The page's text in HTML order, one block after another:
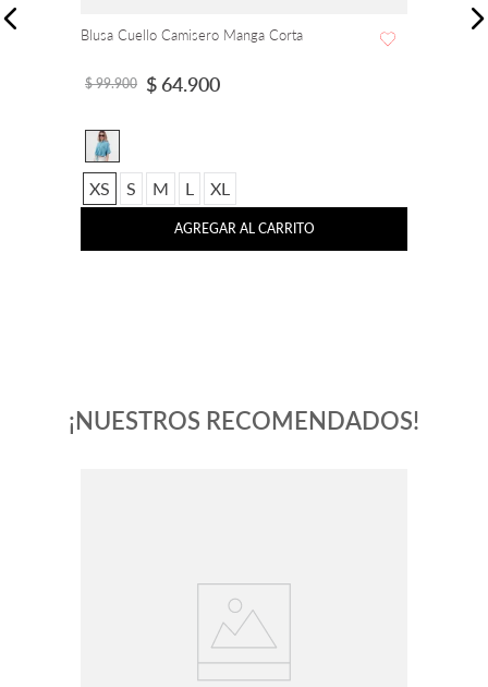
Blusa Cuello Camisero Manga Corta
$ 99.900 $ 64.900
XS S M L XL
AGREGAR AL CARRITO
¡NUESTROS RECOMENDADOS!